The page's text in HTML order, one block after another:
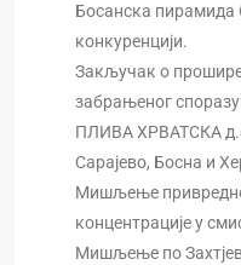
Босанска пирамида
конкуренцији.
Закључак о
забрањеног
ПЛИВА ХРВАТСКА
Сарајево, Босна и
Мишљење
концентрације у
Мишљење по